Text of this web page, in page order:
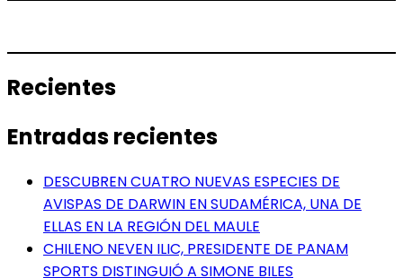
Recientes
Entradas recientes
DESCUBREN CUATRO NUEVAS ESPECIES DE
AVISPAS DE DARWIN EN SUDAMÉRICA, UNA DE
ELLAS EN LA REGIÓN DEL MAULE
CHILENO NEVEN ILIC, PRESIDENTE DE PANAM
SPORTS DISTINGUIÓ A SIMONE BILES